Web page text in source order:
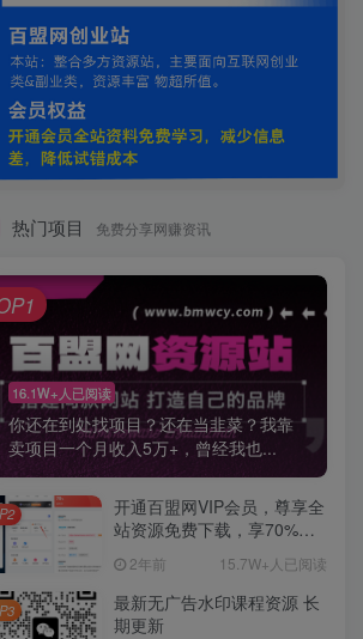
热门项目 免费分享网赚资讯
16.1W+人已阅读
你还在到处找项目？还在当韭菜？我靠
卖项目一个月收入5万+，曾经我也...
开通百盟网VIP会员，尊享全
站资源免费下载，享70%的
惠】2年前 15.7W+人已阅读
最新无广告水印课程资源 长
期更新